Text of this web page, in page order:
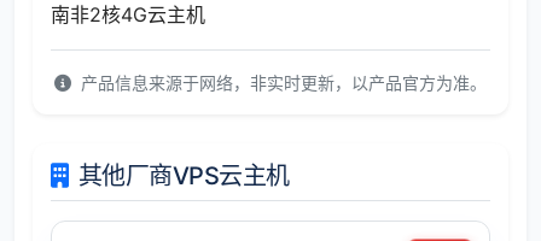
南非2核4G云主机
产品信息来源于网络，非实时更新，以产品官方为准。
其他厂商VPS云主机